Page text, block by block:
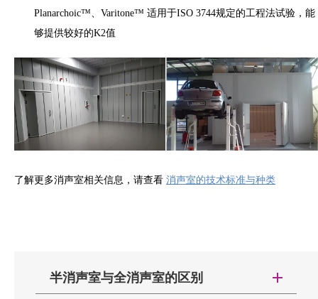
Planarchoic™、Varitone™ 适用于ISO 3744规定的工程法试验，能
够提供较好的K2值
了解更多消声室相关信息，请查看 消声室的技术标准与种类
半消声室与全消声室的区别